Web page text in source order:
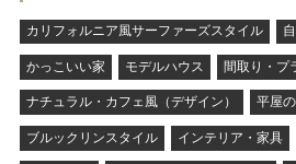
カリフォルニア風サーファーズスタイル
かっこいい家 モデルハウス 間取り・プ
ナチュラル・カフェ風（デザイン） 平屋
ブルックリンスタイル インテリア・家具